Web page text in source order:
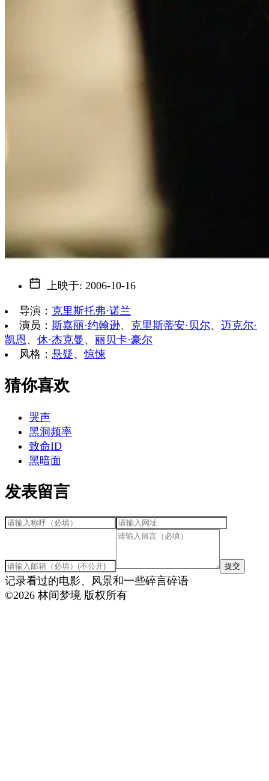
上映于: 2006-10-16
导演 ： 克里斯托弗·诺兰
演员 ： 斯嘉丽·约翰逊、 克里斯蒂安·贝尔、 迈克尔·
凯恩 、 休·杰克曼 、 丽贝卡·豪尔
风格 ： 悬疑、惊悚
猜你喜欢
哭声
黑洞频率
致命ID
黑暗面
发表留言
提交
记录看过的电影、风景和一些碎言碎语
©2026 林间梦境 版权所有